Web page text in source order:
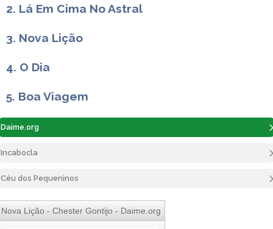
2. Lá Em Cima No Astral
3. Nova Lição
4. O Dia
5. Boa Viagem
Daime.org
Incabocla
Céu dos Pequeninos
Nova Lição - Chester Gontijo - Daime.org